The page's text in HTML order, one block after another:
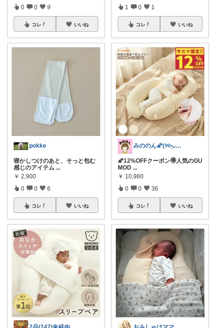
0 0 9
コレ いいね
pokke
寝かしつけのあと、そっと包む
感じのアイテム ...
￥ 2,900
0 0 6
コレ いいね
1 0 1
コレ いいね
みののん🌠(୨୧•͈ᴗ•͈)感謝♡
🌠12%OFFクーポン🉐人気のGU
MOD ...
￥ 10,980
0 0 36
コレ いいね